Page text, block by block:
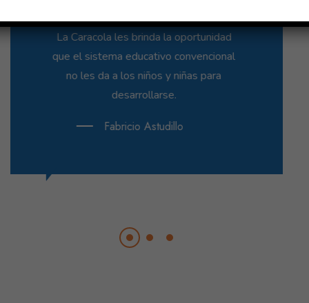
Me gusta La Caracola porque tengo
muchos amigos y hacemos proyecto de
comida.